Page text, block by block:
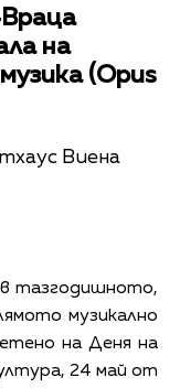
на
(Opus
Виена
тазгодишното,
музикално
на Деня на
24 май от